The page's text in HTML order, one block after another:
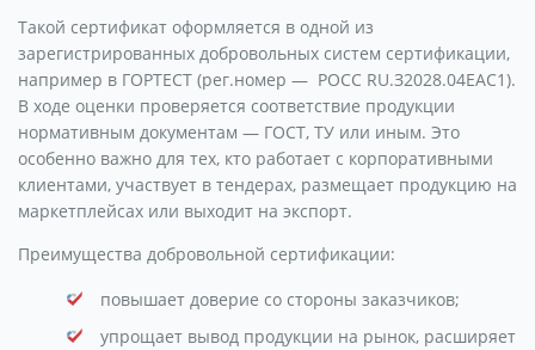
Такой сертификат оформляется в одной из
зарегистрированных добровольных систем сертификации,
например в ГОРТЕСТ (рег.номер — РОСС RU.З2028.04ЕАС1).
В ходе оценки проверяется соответствие продукции
нормативным документам — ГОСТ, ТУ или иным. Это
особенно важно для тех, кто работает с корпоративными
клиентами, участвует в тендерах, размещает продукцию на
маркетплейсах или выходит на экспорт.
Преимущества добровольной сертификации:
повышает доверие со стороны заказчиков;
упрощает вывод продукции на рынок, расширяет